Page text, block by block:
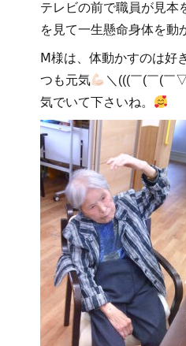
テレビの前で職員が見本
を見て一生懸命身体を動
Ⅿ様は、体動かすのは好
つも元気
＼(((￣(￣(￣
気でいて下さいね。